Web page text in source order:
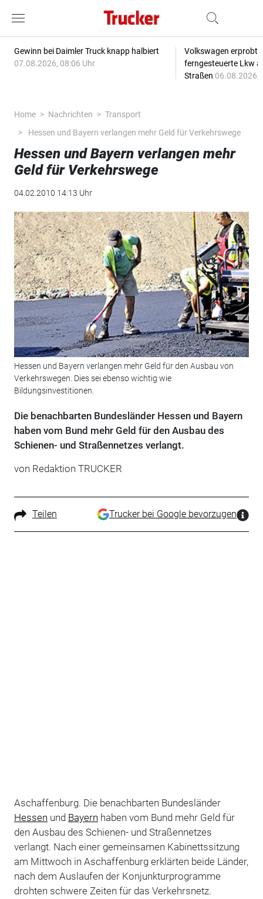
Gewinn bei Daimler Truck knapp halbiert
07.08.2026, 08:06 Uhr
Volkswagen erprobt
ferngesteuerte Lkw
Straßen 06.08.2026,
Home Nachrichten
Transport
Hessen und Bayern verlangen mehr Geld für Verkehrswege
Hessen und Bayern verlangen mehr
Geld für Verkehrswege
04.02.2010 14:13 Uhr
Hessen und Bayern verlangen mehr Geld für den Ausbau von
Verkehrswegen. Dies sei ebenso wichtig wie
Bildungsinvestitionen.
Die benachbarten Bundesländer Hessen und Bayern
haben vom Bund mehr Geld für den Ausbau des
Schienen- und Straßennetzes verlangt.
von Redaktion TRUCKER
Teilen Trucker bei Google bevorzugen
Aschaffenburg. Die benachbarten Bundesländer
Hessen und Bayern haben vom Bund mehr Geld für
den Ausbau des Schienen- und Straßennetzes
verlangt. Nach einer gemeinsamen Kabinettssitzung
am Mittwoch in Aschaffenburg erklärten beide Länder,
nach dem Auslaufen der Konjunkturprogramme
drohten schwere Zeiten für das Verkehrsnetz.